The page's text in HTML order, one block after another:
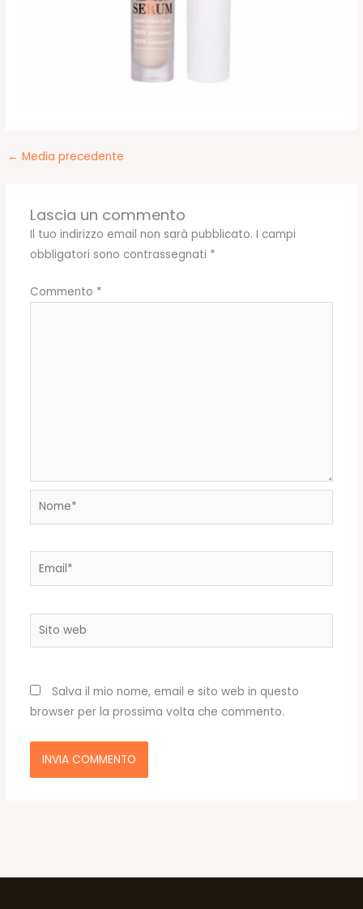
← Media precedente
Lascia un commento
Il tuo indirizzo email non sarà pubblicato. I campi
obbligatori sono contrassegnati *
Commento *
Nome*
Email*
Sito
web
Salva il mio nome, email e sito web in questo
browser per la prossima volta che commento.